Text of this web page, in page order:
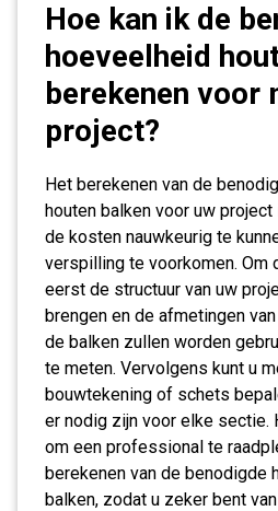
Hoe kan ik de
hoeveelheid
berekenen voor
project?
Het berekenen van de
houten balken voor uw
de kosten nauwkeurig te
verspilling te voorkomen. Om
eerst de structuur van uw
brengen en de afmetingen
de balken zullen worden
te meten. Vervolgens kunt u
bouwtekening of schets
er nodig zijn voor elke sectie.
om een professional te
berekenen van de benodigde
balken, zodat u zeker bent